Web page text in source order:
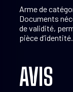
Arme de
Documents
de validité,
pièce d’identité.
AVIS